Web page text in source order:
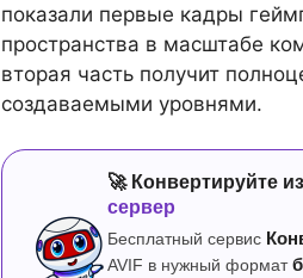
показали первые кадры
пространства в масштабе
вторая часть получит
создаваемыми уровнями.
🚀 Конвертируйте
сервер
Бесплатный сервис
AVIF в нужный формат